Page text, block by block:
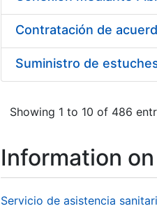
Suministro de
Showing 1 to 10 of 486
Information
Servicio de asistencia